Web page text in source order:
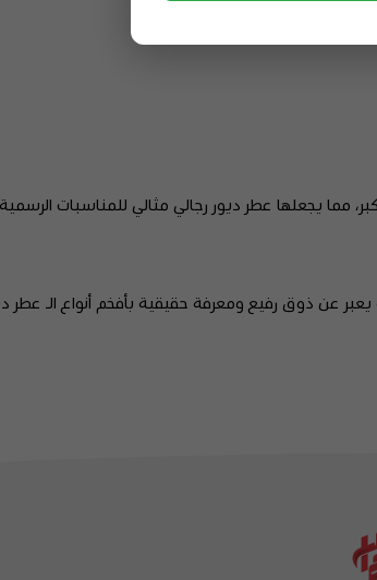
مما يجعلها عطر ديور رجالي مثالي للمناسبات
يعبر عن ذوق رفيع ومعرفة حقيقية بأفخم أنواع الـ عطر